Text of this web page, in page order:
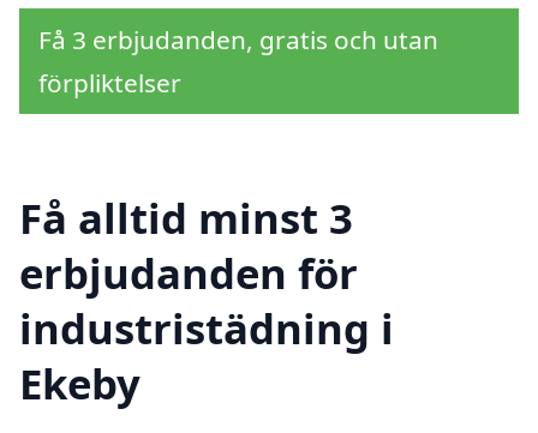
Få 3 erbjudanden, gratis och utan
förpliktelser
Få alltid minst 3
erbjudanden för
industristädning i
Ekeby